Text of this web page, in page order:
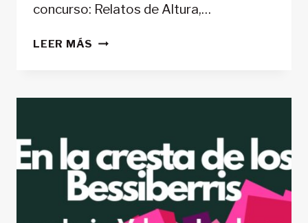
concurso: Relatos de Altura,…
LEER MÁS ETAPA